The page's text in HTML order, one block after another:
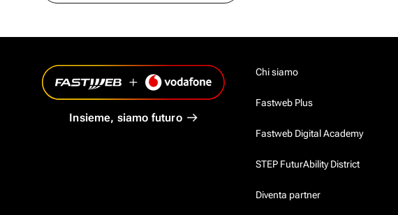
Insieme, siamo futuro
Chi siamo
Fastweb Plus
Fastweb Digital Academy
STEP FuturAbility District
Diventa partner